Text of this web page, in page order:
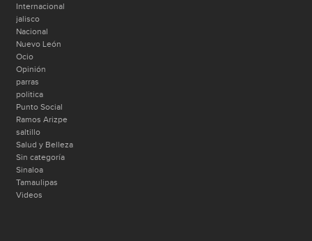
Internacional
jalisco
Nacional
Nuevo León
Ocio
Opinión
parras
politica
Punto Social
Ramos Arizpe
saltillo
Salud y Belleza
Sin categoría
Sinaloa
Tamaulipas
Videos